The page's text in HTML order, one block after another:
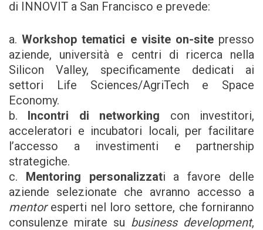
di INNOVIT a San Francisco e prevede:
a.Workshop tematici e visite on-sitepresso
aziende, università e centri di ricerca nella
Silicon Valley, specificamente dedicati ai
settori Life Sciences/AgriTech e Space
Economy.
b. Incontri di networking con investitori,
acceleratori e incubatori locali, per facilitare
l’accesso a investimenti e partnership
strategiche.
c. Mentoring personalizzati a favore delle
aziende selezionate che avranno accesso a
mentor esperti nel loro settore, che forniranno
consulenze mirate su business development,